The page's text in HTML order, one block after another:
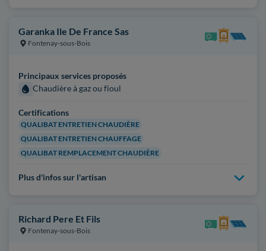
Garanka Ile De France Sas
Fontenay-sous-Bois
Principaux services proposés
Chaudière à gaz ou fioul
Certifications
QUALIBAT ENTRETIEN CHAUDIÈRE
QUALIBAT ENTRETIEN CHAUFFAGE
QUALIBAT REMPLACEMENT CHAUDIÈRE
Plus d'infos sur l'artisan
Richard Pere Et Fils
Fontenay-sous-Bois